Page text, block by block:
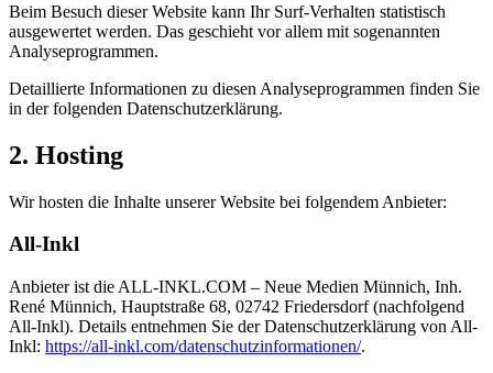
Beim Besuch dieser Website kann Ihr Surf-Verhalten statistisch
ausgewertet werden. Das geschieht vor allem mit sogenannten
Analyseprogrammen.
Detaillierte Informationen zu diesen Analyseprogrammen finden Sie
in der folgenden Datenschutzerklärung.
2. Hosting
Wir hosten die Inhalte unserer Website bei folgendem Anbieter:
All-Inkl
Anbieter ist die ALL-INKL.COM – Neue Medien Münnich, Inh.
René Münnich, Hauptstraße 68, 02742 Friedersdorf (nachfolgend
All-Inkl). Details entnehmen Sie der Datenschutzerklärung von All-
Inkl: https://all-inkl.com/datenschutzinformationen/.